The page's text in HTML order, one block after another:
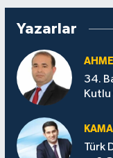
Yazarlar
34.
Türk